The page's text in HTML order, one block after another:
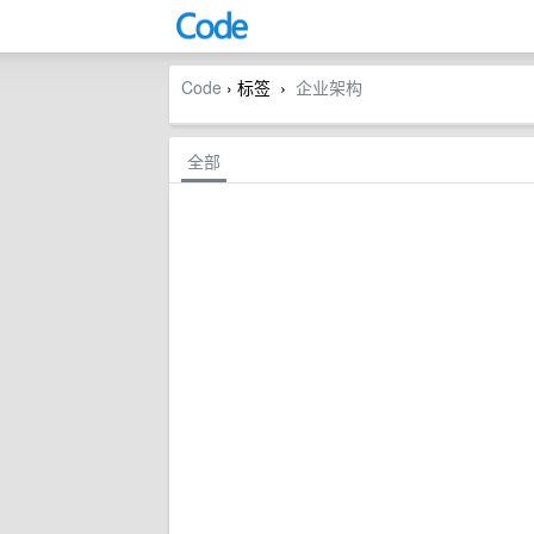
Code › 标签 › 企业架构
全部